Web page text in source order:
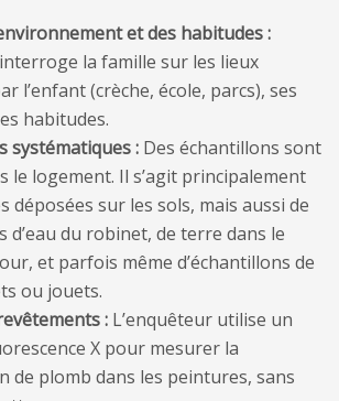
et des habitudes :
la famille sur les lieux
l’enfant (crèche, école, parcs), ses
habitudes.
systématiques : Des échantillons sont
le logement. Il s’agit principalement
déposées sur les sols, mais aussi de
d’eau du robinet, de terre dans le
et parfois même d’échantillons de
ou jouets.
: L’enquêteur utilise un
X pour mesurer la
de plomb dans les peintures, sans